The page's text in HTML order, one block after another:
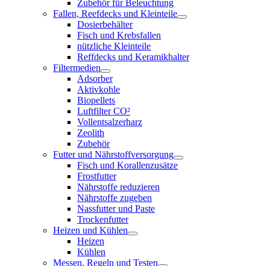
Zubehör für Beleuchtung
Fallen, Reefdecks und Kleinteile
Dosierbehälter
Fisch und Krebsfallen
nützliche Kleinteile
Reffdecks und Keramikhalter
Filtermedien
Adsorber
Aktivkohle
Biopellets
Luftfilter CO²
Vollentsalzerharz
Zeolith
Zubehör
Futter und Nährstoffversorgung
Fisch und Korallenzusätze
Frostfutter
Nährstoffe reduzieren
Nährstoffe zugeben
Nassfutter und Paste
Trockenfutter
Heizen und Kühlen
Heizen
Kühlen
Messen, Regeln und Testen